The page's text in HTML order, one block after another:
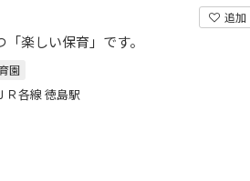
追加
楽しい保育」です。
園
各線 徳島駅